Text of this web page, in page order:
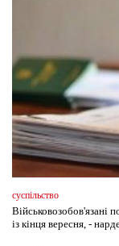
суспільство
Військовозобов'язані
із кінця вересня, -